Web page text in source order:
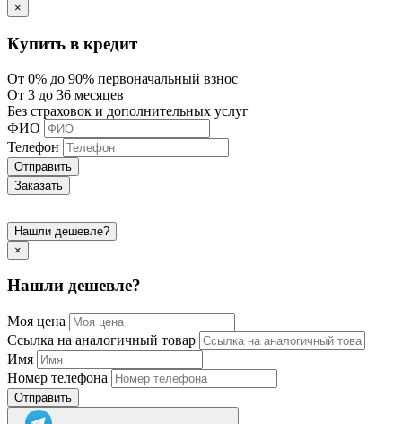
×
Купить в кредит
От 0% до 90% первоначальный взнос
От 3 до 36 месяцев
Без страховок и дополнительных услуг
ФИО
Телефон
Отправить
Заказать
Нашли дешевле?
×
Нашли дешевле?
Моя цена
Ссылка на аналогичный товар
Имя
Номер телефона
Отправить